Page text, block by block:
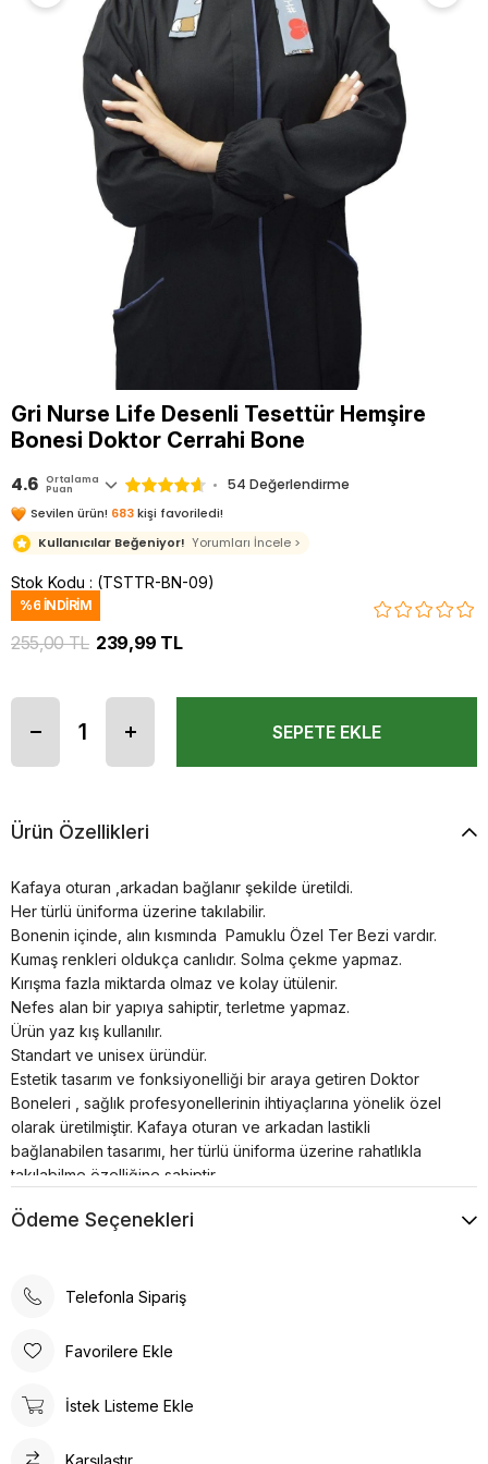
Gri Nurse Life Desenli Tesettür Hemşire
Bonesi Doktor Cerrahi Bone
4.6 Ortalama
Puan 54 Değerlendirme
Sevilen ürün! 683kişi favoriledi!
Kullanıcılar Beğeniyor! Yorumları İncele >
Stok Kodu (TSTTR-BN-09)
%6 İNDIRIM
255,00 TL 239,99 TL
Ürün Özellikleri
Kafaya oturan ,arkadan bağlanır şekilde üretildi.
Her türlü üniforma üzerine takılabilir.
Bonenin içinde, alın kısmında Pamuklu Özel Ter Bezi vardır.
Kumaş renkleri oldukça canlıdır. Solma çekme yapmaz.
Kırışma fazla miktarda olmaz ve kolay ütülenir.
Nefes alan bir yapıya sahiptir, terletme yapmaz.
Ürün yaz kış kullanılır.
Standart ve unisex üründür.
Estetik tasarım ve fonksiyonelliği bir araya getiren Doktor
Boneleri , sağlık profesyonellerinin ihtiyaçlarına yönelik özel
olarak üretilmiştir. Kafaya oturan ve arkadan lastikli
bağlanabilen tasarımı, her türlü üniforma üzerine rahatlıkla
takılabilme özelliğine sahiptir.
konforlu bir deneyim sunar. Kumaş renkleri canlı ve
yapısı, terletme yapmaz ve yaz-kış kullanım için idealdir.
bulacaksınız. Sağlığınız için en iyisi!
üründür.
Ödeme Seçenekleri
Telefonla Sipariş
Favorilere Ekle
İstek Listeme Ekle
Karşılaştır